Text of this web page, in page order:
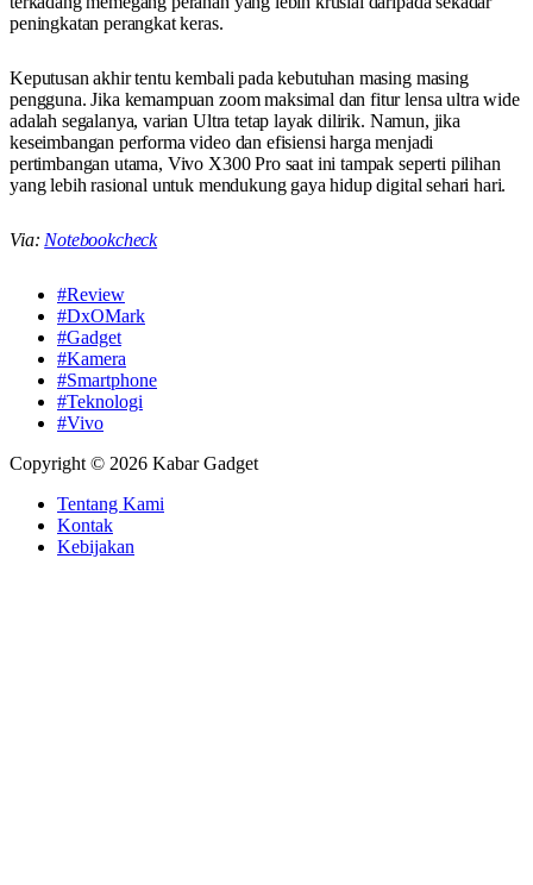
peningkatan perangkat keras.
Keputusan akhir tentu kembali pada kebutuhan masing masing
pengguna. Jika kemampuan zoom maksimal dan fitur lensa ultra wide
adalah segalanya, varian Ultra tetap layak dilirik. Namun, jika
keseimbangan performa video dan efisiensi harga menjadi
pertimbangan utama, Vivo X300 Pro saat ini tampak seperti pilihan
yang lebih rasional untuk mendukung gaya hidup digital sehari hari.
Via: Notebookcheck
#Review
#DxOMark
#Gadget
#Kamera
#Smartphone
#Teknologi
#Vivo
Copyright © 2026 Kabar Gadget
Tentang Kami
Kontak
Kebijakan